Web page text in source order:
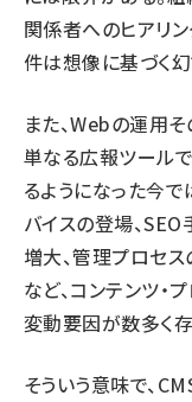
関係者へのヒアリ
件は想像に基づく
また、Webの運用
単なる広報ツール
るようになった今で
バイスの登場、SEO
増大、管理プロセ
など、コンテンツ・
変動要因が数多く存
そういう意味で、